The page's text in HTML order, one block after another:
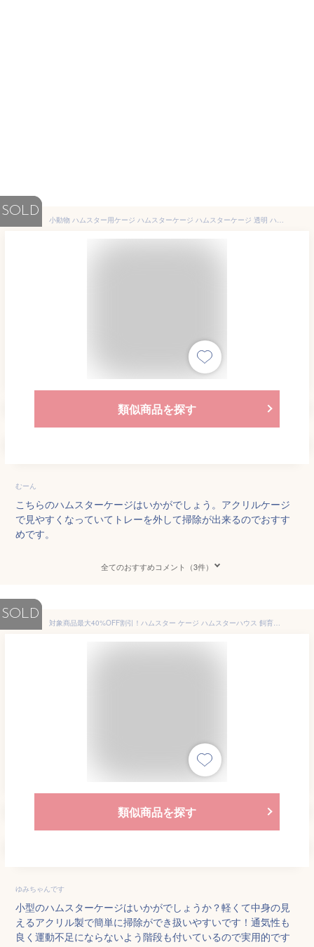
SOLD
小動物 ハムスター用ケージ ハムスターケージ ハムスターケージ 透明 ハムスター ケージ 安い ハムスターケージ透明 小動物 ケージ アクリル ペット ケージ 小動物 アクリル 脱出にくい組立簡単 持ち運びやすい ト レーデザイン お掃除しやすい
類似商品を探す
むーん
こちらのハムスターケージはいかがでしょう。アクリルケージ
で見やすくなっていてトレーを外して掃除が出来るのでおすす
めです。
全てのおすすめコメント（3件）
SOLD
対象商品最大40%OFF割引！ハムスター ケージ ハムスターハウス 飼育ケージ ペット 小動物 透明 通気 掃除簡単 組み立て アクリル製 一階建て 小型 小動物用 食器 回し車 給水器 組立式 通気性よく
類似商品を探す
ゆみちゃんです
小型のハムスターケージはいかがでしょうか？軽くて中身の見
えるアクリル製で簡単に掃除ができ扱いやすいです！通気性も
良く運動不足にならないよう階段も付いているので実用的です